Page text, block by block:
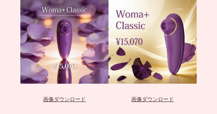
画像ダウンロード 画像ダウンロード